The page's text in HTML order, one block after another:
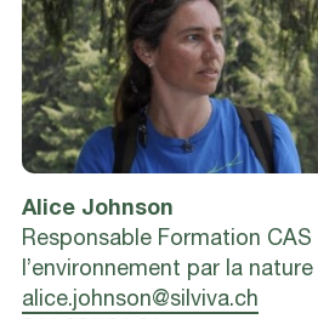
Alice Johnson
Responsable Formation
l’environnement par la nature
alice.johnson@silviva.ch